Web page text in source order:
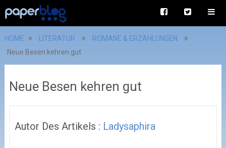
HOME LITERATUR
ROMANE & ERZÄHLUNGEN
Neue Besen kehren gut
Neue Besen kehren gut
Autor Des Artikels : Ladysaphira